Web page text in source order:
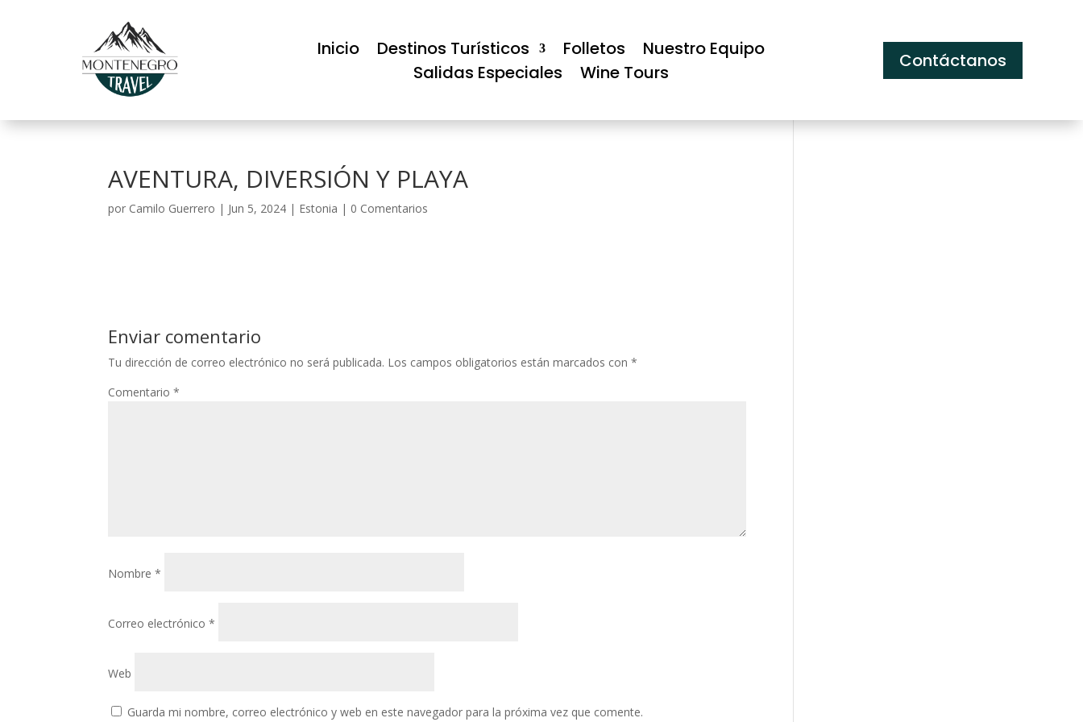
Inicio Destinos Turísticos Folletos
Nuestro Equipo
Salidas Especiales
Wine Tours
Contáctanos
AVENTURA, DIVERSIÓN Y PLAYA
por Camilo Guerrero | Jun 5, 2024 | Estonia | 0 Comentarios
Enviar comentario
Tu dirección de correo electrónico no será publicada. Los campos obligatorios están marcados con*
Comentario*
Nombre*
Correo electrónico*
Web
Guarda mi nombre, correo electrónico y web en este navegador para la próxima vez que comente.